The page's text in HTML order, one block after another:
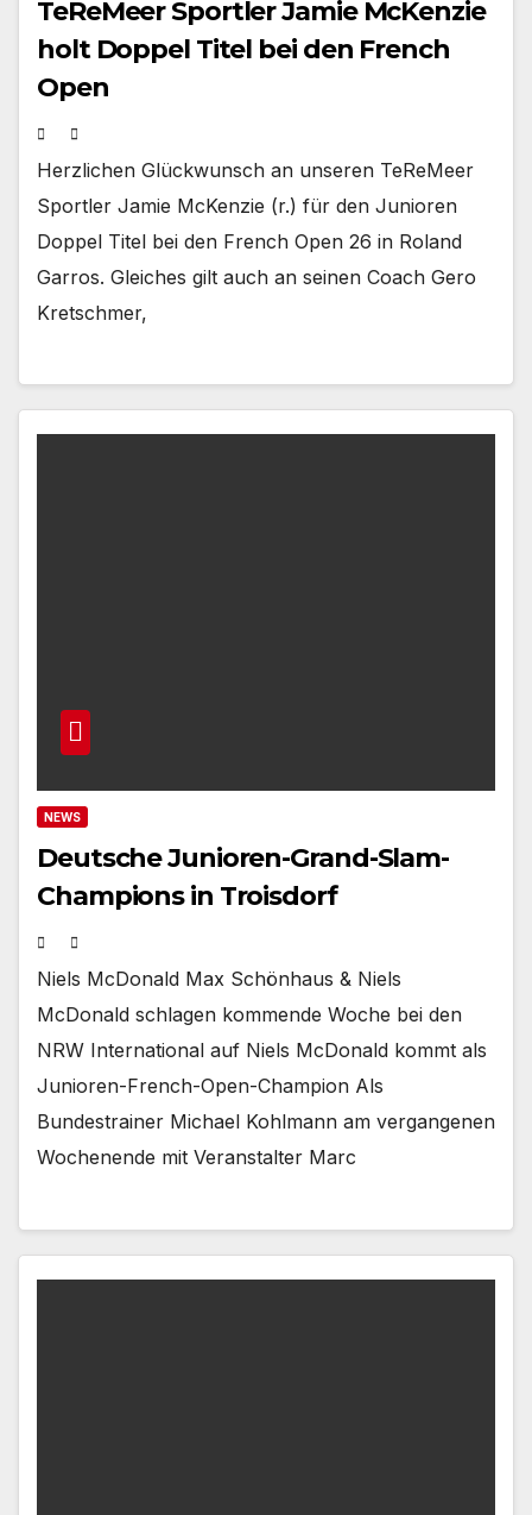
TeReMeer Sportler Jamie McKenzie
holt Doppel Titel bei den French
Open
Herzlichen Glückwunsch an unseren TeReMeer
Sportler Jamie McKenzie (r.) für den Junioren
Doppel Titel bei den French Open 26 in Roland
Garros. Gleiches gilt auch an seinen Coach Gero
Kretschmer,
NEWS
Deutsche Junioren-Grand-Slam-
Champions in Troisdorf
Niels McDonald Max Schönhaus & Niels
McDonald schlagen kommende Woche bei den
NRW International auf Niels McDonald kommt als
Junioren-French-Open-Champion Als
Bundestrainer Michael Kohlmann am vergangenen
Wochenende mit Veranstalter Marc